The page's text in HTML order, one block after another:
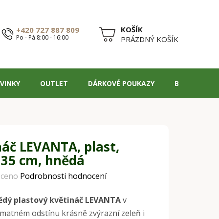
+420 727 887 809
Po - Pá 8:00 - 16:00
NÁKUPNÍPRÁZDNÝ KOŠÍK
OUTLET DÁRKOVÉ POUKAZY BLOG
LEVANTA, plast,
cm, hnědá
Podrobnosti hodnocení
plastový květináč LEVANTAv
odstínu krásně zvýrazní zeleň i